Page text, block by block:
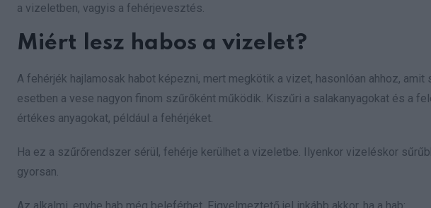
a vizeletben, vagyis a fehérjevesztés.
Miért lesz habos a vizelet?
A fehérjék hajlamosak habot képezni, mert megkötik a vizet, hasonlóan ahhoz,
esetben a vese nagyon finom szűrőként működik. Kiszűri a salakanyagokat és a
értékes anyagokat, például a fehérjéket.
Ha ez a szűrőrendszer sérül, fehérje kerülhet a vizeletbe. Ilyenkor vizeléskor
gyorsan.